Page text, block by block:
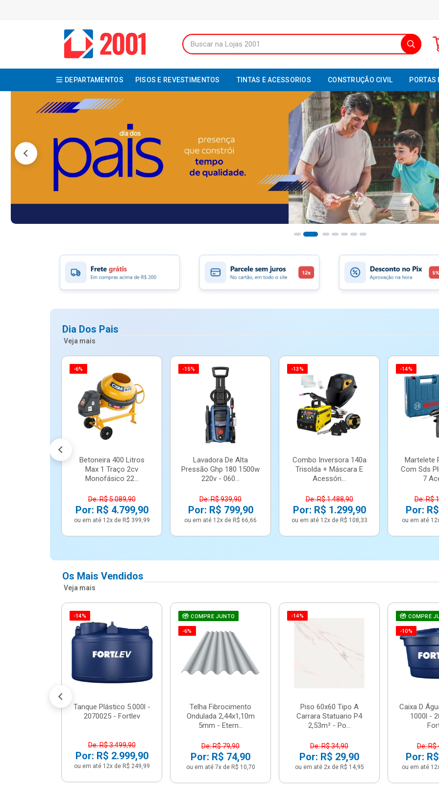
DEPARTAMENTOS PISOS E REVESTIMENTOS TINTAS E ACESSORIOS CONSTRUÇÃO CIVIL PORTAS
Dia Dos Pais
Veja mais
-6%
Betoneira 400 Litros
Max 1 Traço 2cv
Monofásico 22...
De: R$ 5.089,90
Por: R$ 4.799,90
ou em até 12x de R$ 399,99
-15%
Lavadora De Alta
Pressão Ghp 180 1500w
220v - 060...
De: R$ 939,90
Por: R$ 799,90
ou em até 12x de R$ 66,66
-13%
Combo Inversora 140a
Trisolda + Máscara E
Acessóri...
De: R$ 1.488,90
Por: R$ 1.299,90
ou em até 12x de R$ 108,33
-14%
Martelete
Com Sds
7
De: R$
Por:
ou em até
Os Mais Vendidos
Veja mais
-14%
Tanque Plástico 5.000l -
2070025 - Fortlev
De: R$ 3.499,90
Por: R$ 2.999,90
ou em até 12x de R$ 249,99
COMPRE JUNTO
-6%
Telha Fibrocimento
Ondulada 2,44x1,10m
5mm - Etern...
De: R$ 79,90
Por: R$ 74,90
ou em até 7x de R$ 10,70
-14%
Piso 60x60 Tipo A
Carrara Statuario P4
2,53m² - Po...
De: R$ 34,90
Por: R$ 29,90
ou em até 2x de R$ 14,95
COMPRE
-10%
Caixa D
1000l -
De: R$
Por:
ou em até